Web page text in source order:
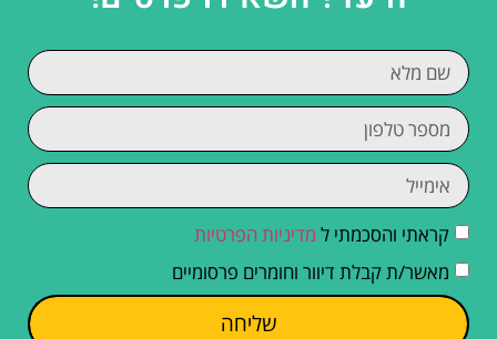
קראתי והסכמתי ל מדיניות הפרטיות
מאשר/ת קבלת דיוור וחומרים פרסומיים
שליחה